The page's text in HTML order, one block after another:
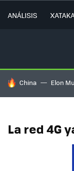
ANÁLISIS
HOY SE HABLA DE
China Elon
La red 4G